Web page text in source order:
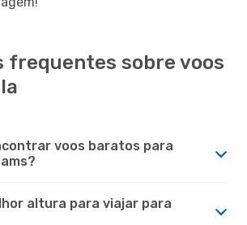
frequentes sobre voos
voos baratos para
altura para viajar para